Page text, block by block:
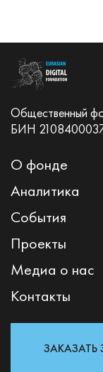
Общественный
БИН
О фонде
Аналитика
События
Проекты
Медиа о нас
Контакты
ЗАКАЗАТЬ